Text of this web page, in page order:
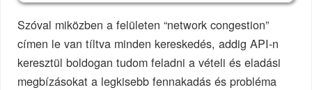
Szóval miközben a felületen “network congestion”
címen le van tíltva minden kereskedés, addig API-n
keresztül boldogan tudom feladni a vételi és eladási
megbízásokat a legkisebb fennakadás és probléma